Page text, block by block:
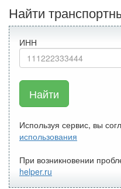
Найти
ИНН
Найти
Используя сервис, вы
использования
При возникновении
helper.ru